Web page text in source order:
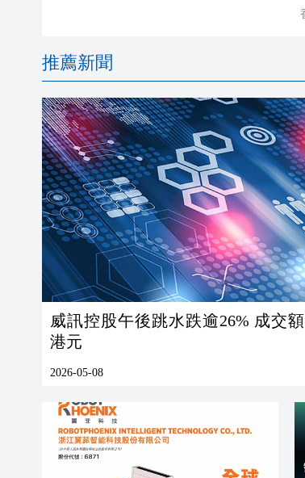
推薦新聞
威訊控股午後跳水跌逾26% 成交
港元
2026-05-08